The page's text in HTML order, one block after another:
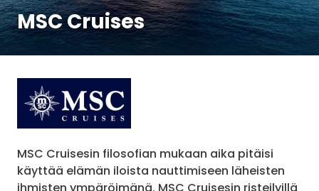
MSC Cruises
MSC Cruisesin filosofian mukaan aika pitäisi
käyttää elämän iloista nauttimiseen läheisten